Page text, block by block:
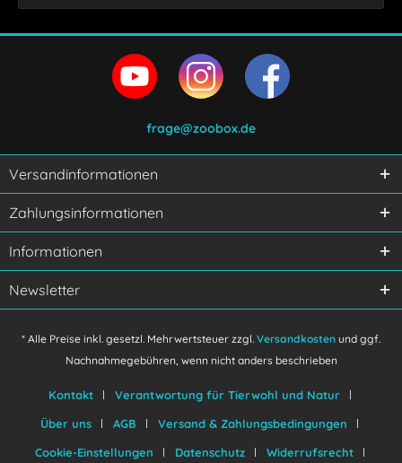
Ich habe die
verstanden und stimme zu.
Mit * gekennzeichnete Felder sind Pflichtfelder.
Senden
frage@zoobox.de
Versandinformationen
Zahlungsinformationen
Informationen
Newsletter
* Alle Preise inkl. gesetzl. Mehrwertsteuer zzgl. Versandkosten und ggf.
Nachnahmegebühren, wenn nicht anders beschrieben
Kontakt
Verantwortung für Tierwohl und Natur
Über uns
AGB
Versand & Zahlungsbedingungen
Cookie-Einstellungen
Datenschutz Widerrufsrecht